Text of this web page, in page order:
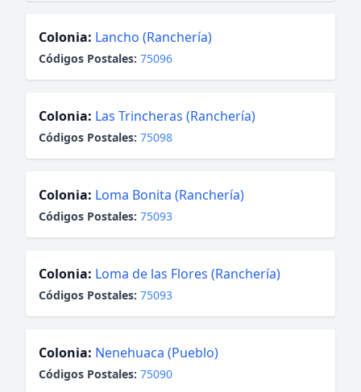
Colonia: Lancho (Ranchería)
Códigos Postales: 75096
Colonia: Las Trincheras (Ranchería)
Códigos Postales: 75098
Colonia: Loma Bonita (Ranchería)
Códigos Postales: 75093
Colonia: Loma de las Flores (Ranchería)
Códigos Postales: 75093
Colonia: Nenehuaca (Pueblo)
Códigos Postales: 75090